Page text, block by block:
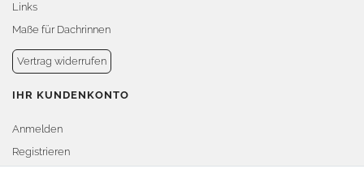
Links
Maße für Dachrinnen
Vertrag widerrufen
IHR KUNDENKONTO
Anmelden
Registrieren